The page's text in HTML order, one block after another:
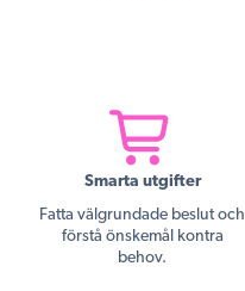
Smarta utgifter
Fatta välgrundade beslut och
förstå önskemål kontra
behov.